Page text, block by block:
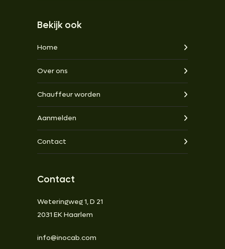
Bekijk ook
Home
Over ons
Chauffeur worden
Aanmelden
Contact
Contact
Weteringweg 1, D 21
2031 EK Haarlem
info@inocab.com